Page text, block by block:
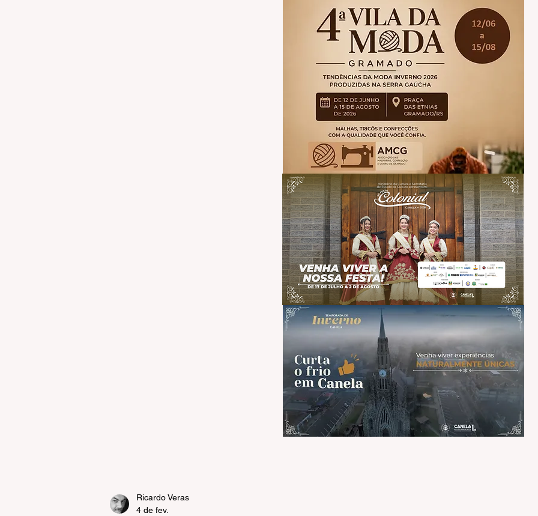
Ricardo Veras
4 de fev.